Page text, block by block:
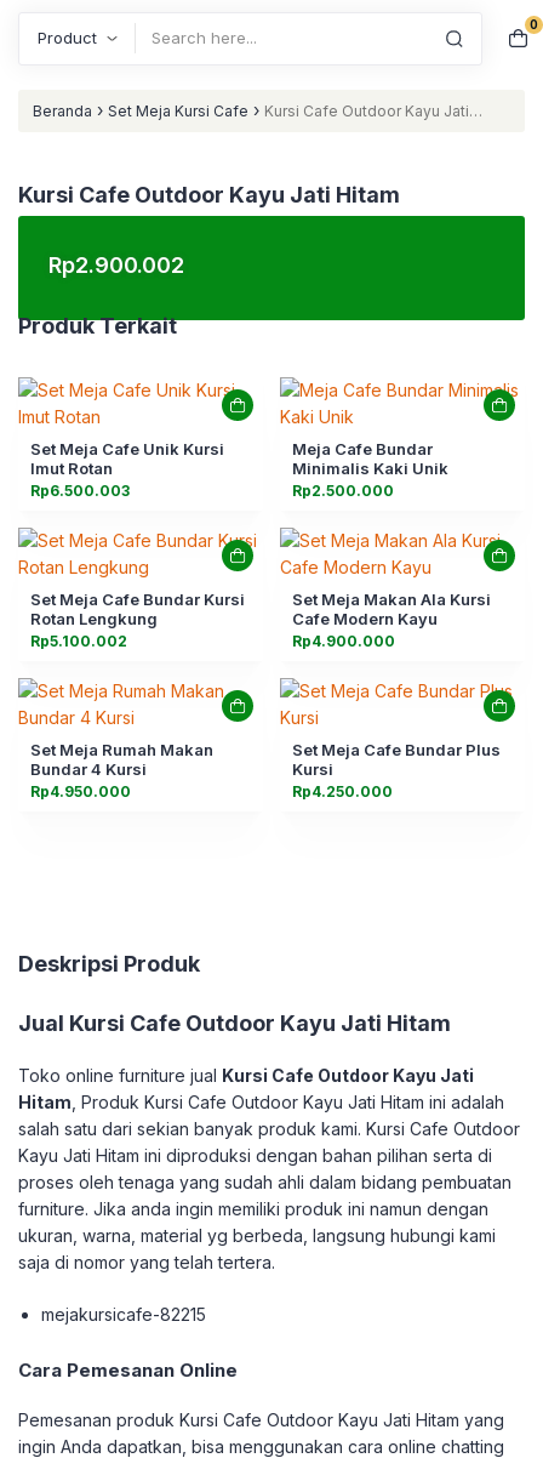
0
Beranda › Set Meja Kursi Cafe › Kursi Cafe Outdoor Kayu Jati
Kursi Cafe Outdoor Kayu Jati Hitam
Rp2.900.002
Produk Terkait
Set Meja Cafe Unik Kursi
Imut Rotan
Rp6.500.003
Meja Cafe Bundar
Minimalis Kaki Unik
Rp2.500.000
Set Meja Cafe Bundar Kursi
Rotan Lengkung
Rp5.100.002
Set Meja Makan Ala Kursi
Cafe Modern Kayu
Rp4.900.000
Set Meja Rumah Makan
Bundar 4 Kursi
Rp4.950.000
Set Meja Cafe Bundar Plus
Kursi
Rp4.250.000
Deskripsi Produk
Jual Kursi Cafe Outdoor Kayu Jati Hitam
Toko online furniture jual Kursi Cafe Outdoor Kayu Jati
Hitam , Produk Kursi Cafe Outdoor Kayu Jati Hitam ini adalah
salah satu dari sekian banyak produk kami. Kursi Cafe Outdoor
Kayu Jati Hitam ini diproduksi dengan bahan pilihan serta di
proses oleh tenaga yang sudah ahli dalam bidang pembuatan
furniture. Jika anda ingin memiliki produk ini namun dengan
ukuran, warna, material yg berbeda, langsung hubungi kami
saja di nomor yang telah tertera.
mejakursicafe-82215
Cara Pemesanan Online
Pemesanan produk Kursi Cafe Outdoor Kayu Jati Hitam yang
ingin Anda dapatkan, bisa menggunakan cara online chatting